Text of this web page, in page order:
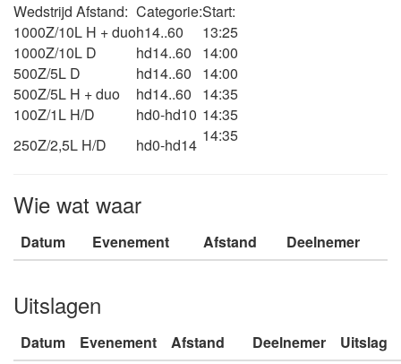
Wedstrijd Afstand: Categorie:Start:
1000Z/10L H + duoh14..60
13:25
1000Z/10L D
500Z/5L D
hd14..60
hd14..60
14:00
14:00
500Z/5L H + duo
hd14..60
14:35
100Z/1L H/D
hd0-hd10 14:35
250Z/2,5L H/D
hd0-hd14 14:35
Wie wat waar
Datum Evenement Afstand Deelnemer
Uitslagen
Datum Evenement Afstand Deelnemer
Uitslag